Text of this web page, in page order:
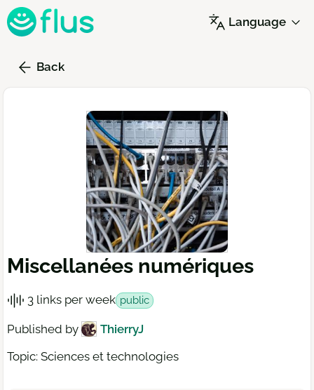
Skip
to
content
Language
Back
Miscellanées numériques
3 links per week public
Published by
ThierryJ
Topic: Sciences et technologies